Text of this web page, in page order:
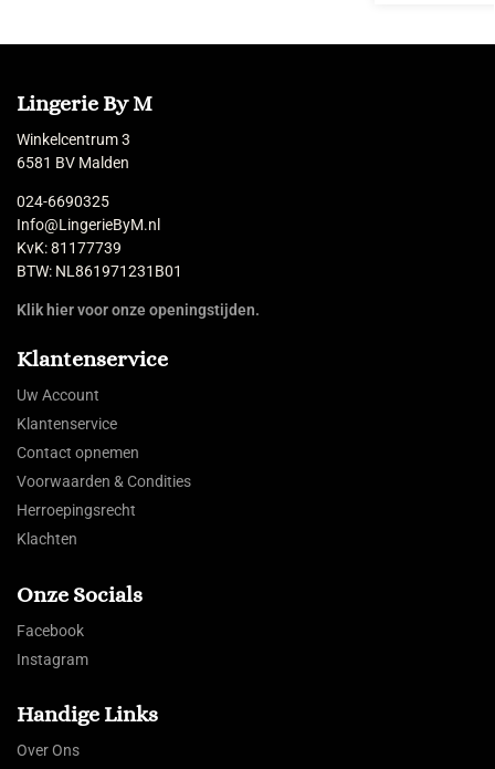
Lingerie By M
Winkelcentrum 3
6581 BV Malden
024-6690325
Info@LingerieByM.nl
KvK: 81177739
BTW: NL861971231B01
Klik hier voor onze openingstijden.
Klantenservice
Uw Account
Klantenservice
Contact opnemen
Voorwaarden & Condities
Herroepingsrecht
Klachten
Onze Socials
Facebook
Instagram
Handige Links
Over Ons